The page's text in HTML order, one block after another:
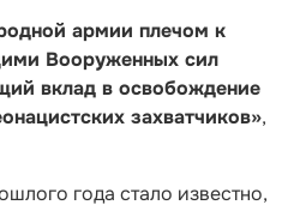
армии плечом к
Вооруженных сил
вклад в освобождение
захватчиков»,
года стало известно,